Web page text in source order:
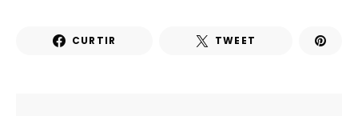
CURTIR TWEET